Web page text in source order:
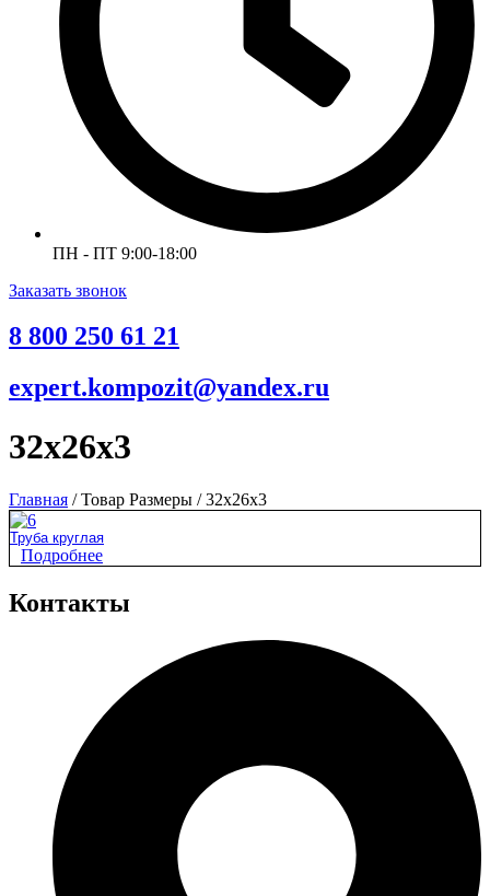
ПН - ПТ 9:00-18:00
Заказать звонок
8 800 250 61 21
expert.kompozit@yandex.ru
32x26x3
Главная / Товар Размеры / 32x26x3
Труба круглая
Подробнее
Контакты